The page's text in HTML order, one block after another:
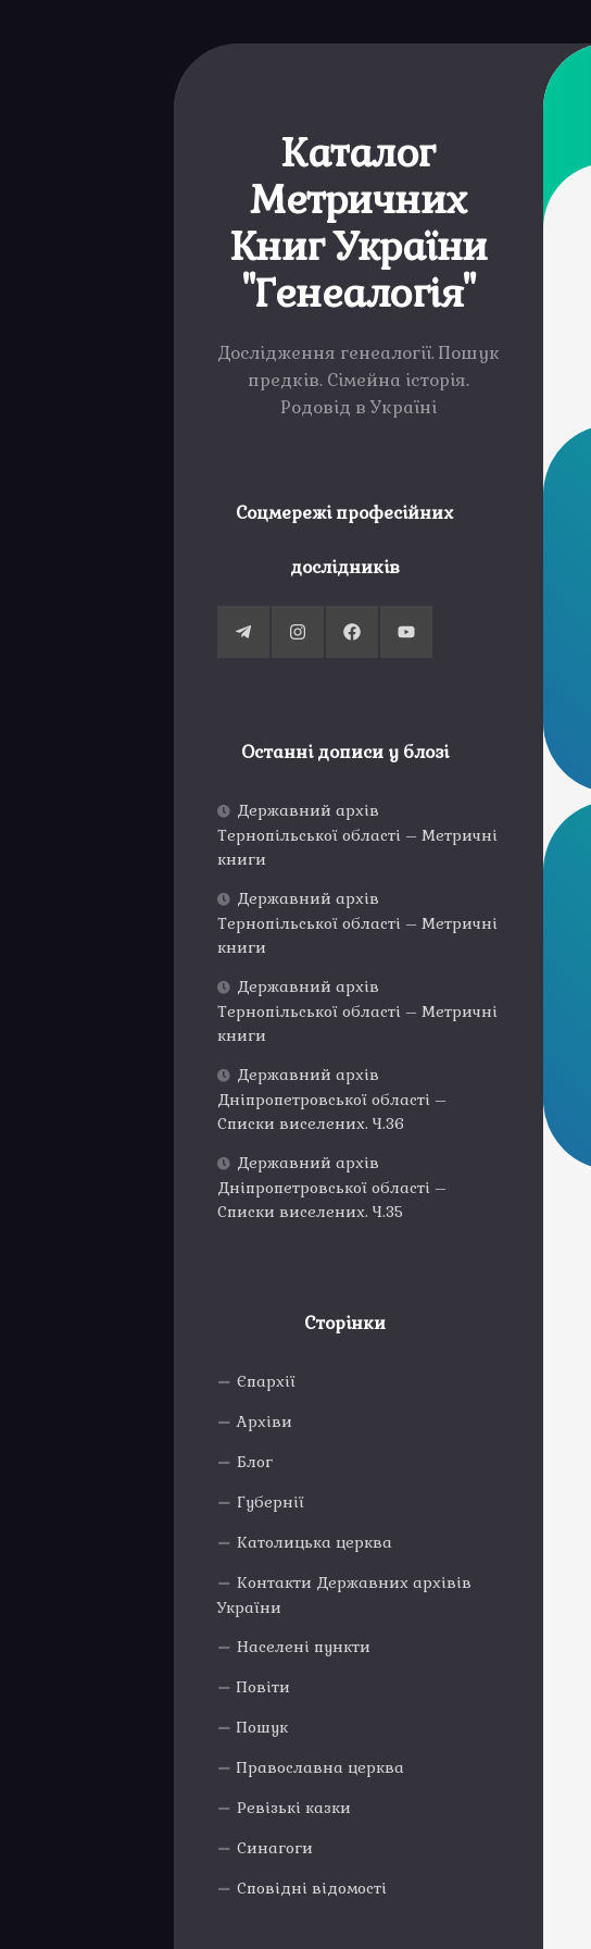
Каталог
Метричних
Книг України
"Генеалогія"
Дослідження генеалогії. Пошук
предків. Сімейна історія.
Родовід в Україні
Соцмережі професійних
дослідників
Останні дописи у блозі
Державний архів
Тернопільської області – Метричні
книги
Державний архів
Тернопільської області – Метричні
книги
Державний архів
Тернопільської області – Метричні
книги
Державний архів
Дніпропетровської області –
Списки виселених. Ч.36
Державний архів
Дніпропетровської області –
Списки виселених. Ч.35
Сторінки
Єпархії
Архіви
Блог
Губернії
Католицька церква
Контакти Державних архівів
України
Населені пункти
Повіти
Пошук
Православна церква
Ревізькі казки
Синагоги
Сповідні відомості